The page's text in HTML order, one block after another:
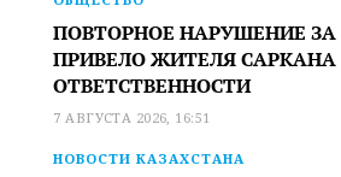
ПОВТОРНОЕ НАРУШЕНИЕ ЗА
ПРИВЕЛО ЖИТЕЛЯ
ОТВЕТСТВЕННОСТИ
7 АВГУСТА 2026, 16:51
НОВОСТИ КАЗАХСТАНА